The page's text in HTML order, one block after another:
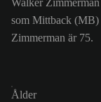
Walker
som Mittback (MB)
Zimmerman är 75.
Ålder